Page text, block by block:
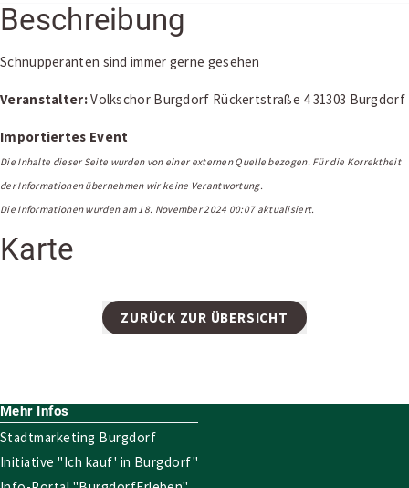
Beschreibung
Schnupperanten sind immer gerne gesehen
Veranstalter:Volkschor Burgdorf Rückertstraße 4 31303 Burgdorf
Importiertes Event
Die Inhalte dieser Seite wurden von einer externen Quelle bezogen. Für die Korrektheit
der Informationen übernehmen wir keine Verantwortung.
Die Informationen wurden am 18. November 2024 00:07 aktualisiert.
Karte
ZURÜCK ZUR ÜBERSICHT
Mehr Infos
Stadtmarketing Burgdorf
Initiative "Ich kauf' in Burgdorf"